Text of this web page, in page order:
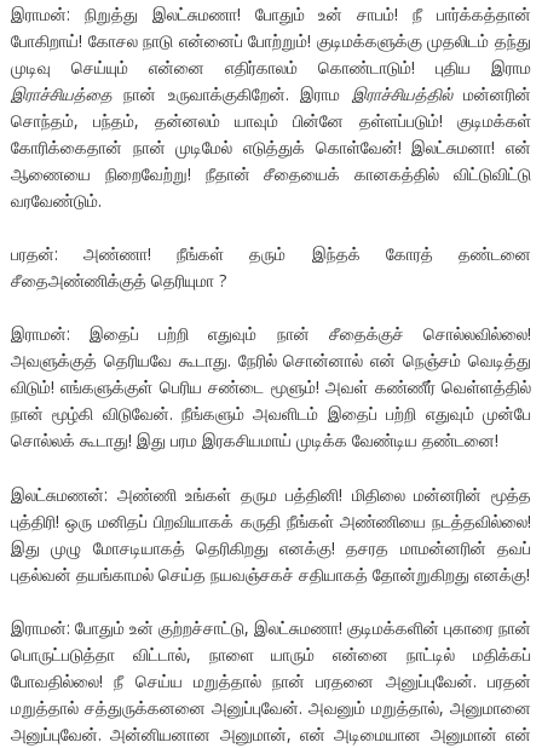
இராமன்: நிறுத்து இலட்சுமணா! போதும் உன் சாபம்! நீ பார்க்கத்தான்
போகிறாய்! கோசல நாடு என்னைப் போற்றும்! குடிமக்களுக்கு முதலிடம் தந்து
முடிவு செய்யும் என்னை எதிர்காலம் கொண்டாடும்! புதிய இராம
இராச்சியத்தைநான் உருவாக்குகிறேன். இராம இராச்சியத்தில்மன்னரின்
சொந்தம், பந்தம், தன்னலம் யாவும் பின்னே தள்ளப்படும்! குடிமக்கள்
கோரிக்கைதான் நான் முடிமேல் எடுத்துக் கொள்வேன்! இலட்சுமனா! என்
ஆணையை நிறைவேற்று! நீதான் சீதையைக் கானகத்தில் விட்டுவிட்டு
வரவேண்டும்.
பரதன்: அண்ணா! நீங்கள் தரும் இந்தக் கோரத் தண்டனை
சீதைஅண்ணிக்குத் தெரியுமா ?
இராமன்: இதைப் பற்றி எதுவும் நான் சீதைக்குச் சொல்லவில்லை!
அவளுக்குத் தெரியவே கூடாது. நேரில் சொன்னால் என் நெஞ்சம் வெடித்து
விடும்! எங்களுக்குள் பெரிய சண்டை மூளும்! அவள் கண்ணீர் வெள்ளத்தில்
நான் மூழ்கி விடுவேன். நீங்களும் அவளிடம் இதைப் பற்றி எதுவும் முன்பே
சொல்லக் கூடாது! இது பரம இரகசியமாய் முடிக்க வேண்டிய தண்டனை!
இலட்சுமணன்: அண்ணி உங்கள் தரும பத்தினி! மிதிலை மன்னரின் மூத்த
புத்திரி! ஒரு மனிதப் பிறவியாகக் கருதி நீங்கள் அண்ணியை நடத்தவில்லை!
இது முழு மோசடியாகத் தெரிகிறது எனக்கு! தசரத மாமன்னரின் தவப்
புதல்வன் தயங்காமல் செய்த நயவஞ்சகச் சதியாகத் தோன்றுகிறது எனக்கு!
இராமன்: போதும் உன் குற்றச்சாட்டு, இலட்சுமணா! குடிமக்களின் புகாரை நான்
பொருட்படுத்தா விட்டால், நாளை யாரும் என்னை நாட்டில் மதிக்கப்
போவதில்லை! நீ செய்ய மறுத்தால் நான் பரதனை அனுப்புவேன். பரதன்
மறுத்தால் சத்துருக்கனனை அனுப்புவேன். அவனும் மறுத்தால், அனுமானை
அனுப்புவேன். அன்னியனான அனுமான், என் அடிமையான அனுமான் என்